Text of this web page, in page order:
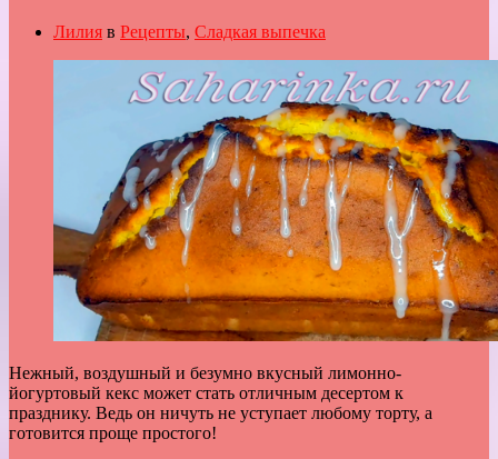
Лилия в Рецепты, Сладкая выпечка
Нежный, воздушный и безумно вкусный лимонно-
йогуртовый кекс может стать отличным десертом к
празднику. Ведь он ничуть не уступает любому торту, а
готовится проще простого!